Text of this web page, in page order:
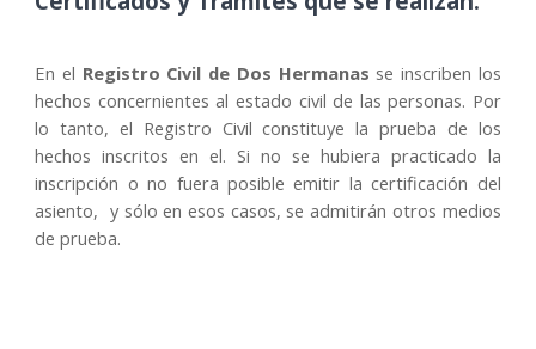
En el Registro Civil de Dos Hermanas se inscriben los
hechos concernientes al estado civil de las personas. Por
lo tanto, el Registro Civil constituye la prueba de los
hechos inscritos en el. Si no se hubiera practicado la
inscripción o no fuera posible emitir la certificación del
asiento, y sólo en esos casos, se admitirán otros medios
de prueba.